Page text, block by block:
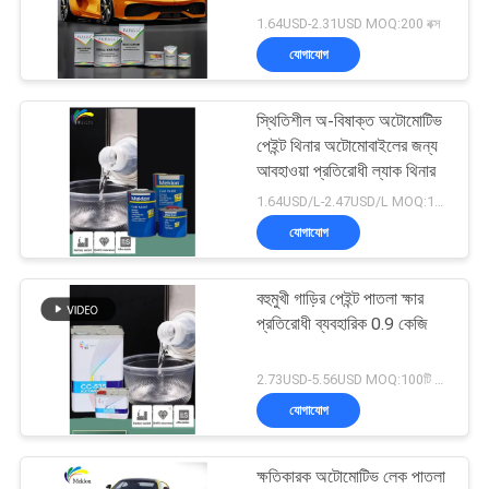
আবেদন
সাইট
গোপনীয়তা
কার পার্ল পেইন্ট
37
ধাতব সিলভার কার পেইন্ট
1.64USD-2.31USD MOQ:200 বক্স
যোগাযোগ
স্থিতিশীল অ-বিষাক্ত অটোমোটিভ
পেইন্ট থিনার অটোমোবাইলের জন্য
আবহাওয়া প্রতিরোধী ল্যাক থিনার
যোগাযোগ
বহুমুখী গাড়ির পেইন্ট পাতলা ক্ষার
প্রতিরোধী ব্যবহারিক 0.9 কেজি
যোগাযোগ
ক্ষতিকারক অটোমোটিভ লেক পাতলা